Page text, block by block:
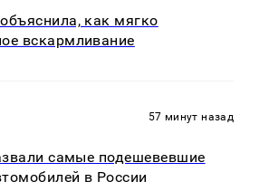
как мягко
вскармливание
57 минут назад
самые подешевевшие
в России